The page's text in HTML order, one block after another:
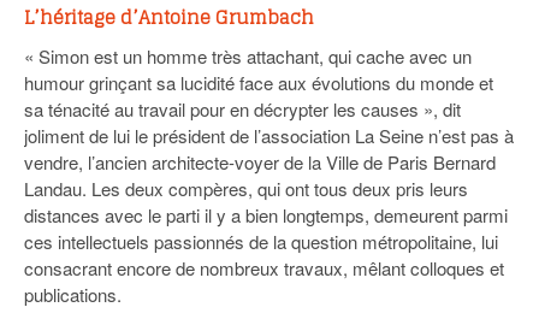
L’héritage d’Antoine Grumbach
« Simon est un homme très attachant, qui cache avec un
humour grinçant sa lucidité face aux évolutions du monde et
sa ténacité au travail pour en décrypter les causes », dit
joliment de lui le président de l’association La Seine n’est pas à
vendre, l’ancien architecte-voyer de la Ville de Paris Bernard
Landau. Les deux compères, qui ont tous deux pris leurs
distances avec le parti il y a bien longtemps, demeurent parmi
ces intellectuels passionnés de la question métropolitaine, lui
consacrant encore de nombreux travaux, mêlant colloques et
publications.